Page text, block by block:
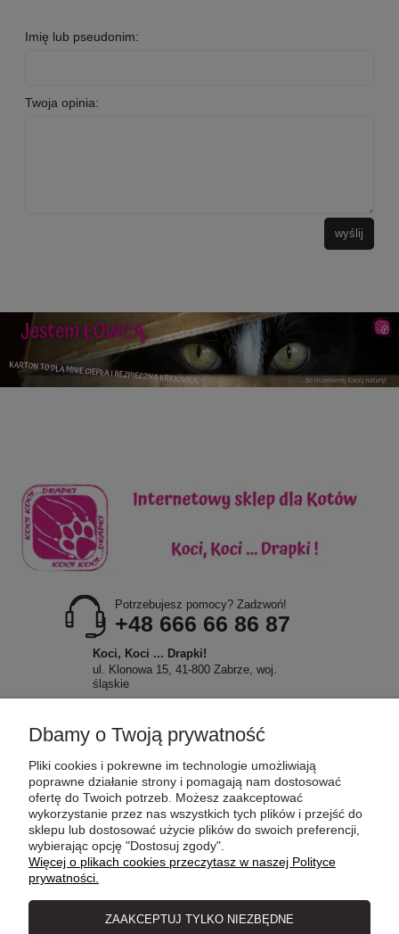
Imię lub pseudonim:
Twoja opinia:
wyślij
Potrzebujesz pomocy? Zadzwoń!
+48 666 66 86 87
Koci, Koci ... Drapki!
ul. Klonowa 15, 41-800 Zabrze, woj.
śląskie
POMOC
MOJE KONTO
PŁATNOŚCI I DOSTAWA
Dbamy o Twoją prywatność
Pliki cookies i pokrewne im technologie umożliwiają
poprawne działanie strony i pomagają nam dostosować
ofertę do Twoich potrzeb. Możesz zaakceptować
wykorzystanie przez nas wszystkich tych plików i przejść do
sklepu lub dostosować użycie plików do swoich preferencji,
wybierając opcję "Dostosuj zgody".
Więcej o plikach cookies przeczytasz w naszej Polityce
prywatności.
ZAAKCEPTUJ TYLKO NIEZBĘDNE